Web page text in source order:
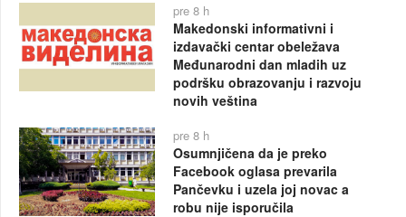
pre 8 h
Makedonski informativni i
izdavački centar obeležava
Međunarodni dan mladih uz
podršku obrazovanju i razvoju
novih veština
pre 8 h
Osumnjičena da je preko
Facebook oglasa prevarila
Pančevku i uzela joj novac a
robu nije isporučila